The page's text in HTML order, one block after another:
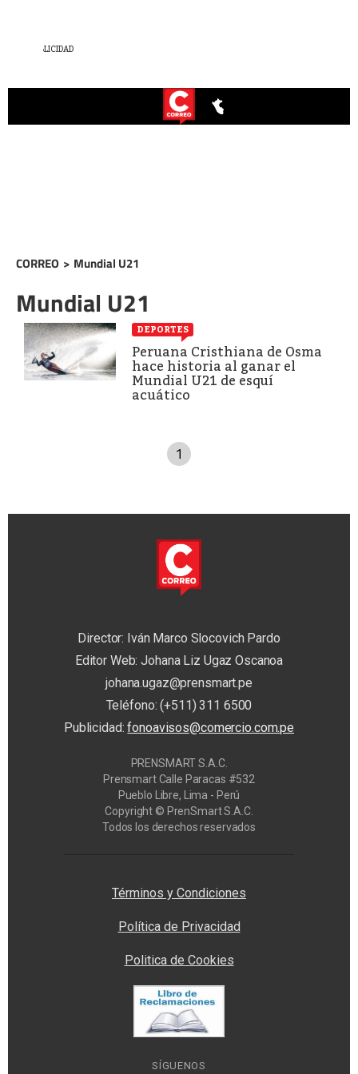
CORREO > Mundial U21
Mundial U21
DEPORTES
Peruana Cristhiana de Osma
hace historia al ganar el
Mundial U21 de esquí
acuático
1
Director: Iván Marco Slocovich Pardo
Editor Web: Johana Liz Ugaz Oscanoa
johana.ugaz@prensmart.pe
Teléfono: (+511) 311 6500
Publicidad:fonoavisos@comercio.com.pe
PRENSMART S.A.C.
Prensmart Calle Paracas #532
Pueblo Libre, Lima - Perú
Copyright © PrenSmart S.A.C.
Todos los derechos reservados
Términos y Condiciones
Política de Privacidad
Politica de Cookies
SÍGUENOS